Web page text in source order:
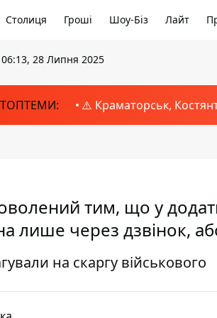
Столиця Гроші Шоу-Біз Лайт
06:13, 28 Липня 2025
ТОПТЕМИ: ⚠️ Краматорськ,
тим, що у
лише через дзвінок,
на скаргу військового